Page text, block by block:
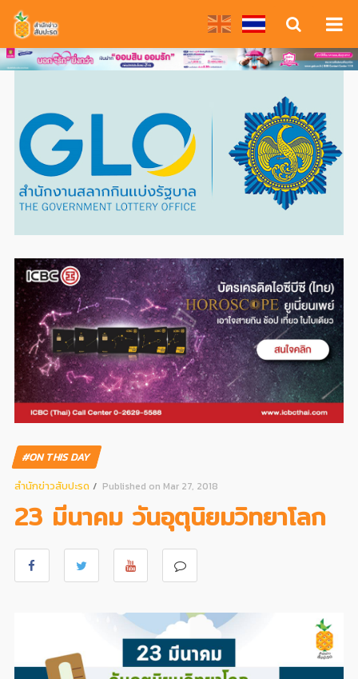
#ON THIS DAY
สํานักข่าวสับปะรด
Published on Mar 27, 2018
23 มีนาคม วันอุตุนิยมวิทยาโลก